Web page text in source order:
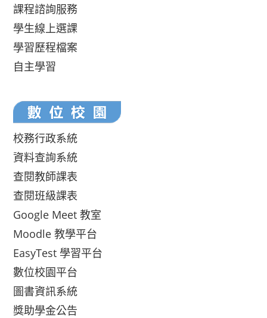
課程諮詢服務
學生線上選課
學習歷程檔案
自主學習
校務行政系統
資料查詢系統
查閱教師課表
查閱班級課表
Google Meet 教室
Moodle 教學平台
EasyTest 學習平台
數位校園平台
圖書資訊系統
獎助學金公告